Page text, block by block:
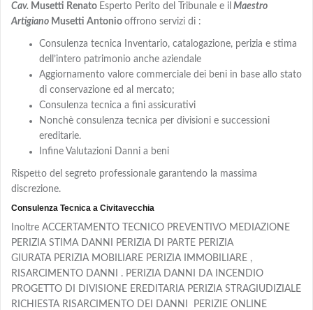
Cav. Musetti Renato Esperto Perito del Tribunale e il Maestro
Artigiano Musetti Antonio offrono servizi di :
Consulenza tecnica Inventario, catalogazione, perizia e stima
dell’intero patrimonio anche aziendale
Aggiornamento valore commerciale dei beni in base allo stato
di conservazione ed al mercato;
Consulenza tecnica a fini assicurativi
Nonchè consulenza tecnica per divisioni e successioni
ereditarie.
Infine Valutazioni Danni a beni
Rispetto del segreto professionale garantendo la massima
discrezione.
Consulenza Tecnica a Civitavecchia
Inoltre ACCERTAMENTO TECNICO PREVENTIVO MEDIAZIONE
PERIZIA STIMA DANNI PERIZIA DI PARTE PERIZIA
GIURATA PERIZIA MOBILIARE PERIZIA IMMOBILIARE ,
RISARCIMENTO DANNI . PERIZIA DANNI DA INCENDIO
PROGETTO DI DIVISIONE EREDITARIA PERIZIA STRAGIUDIZIALE
RICHIESTA RISARCIMENTO DEI DANNI PERIZIE ONLINE